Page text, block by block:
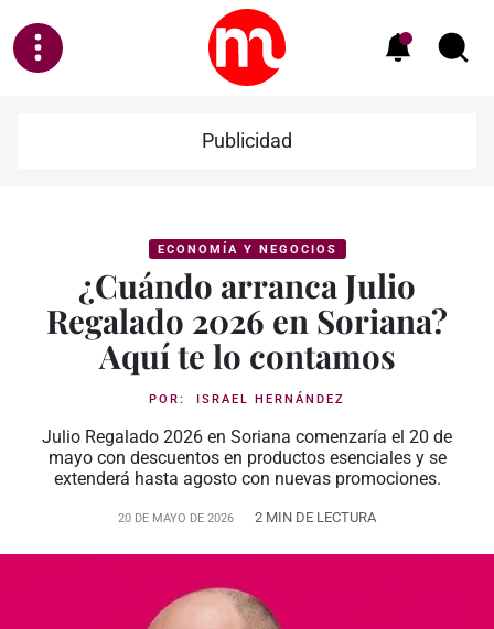
Publicidad
ECONOMÍA Y NEGOCIOS
¿Cuándo arranca Julio
Regalado 2026 en Soriana?
Aquí te lo contamos
POR: ISRAEL HERNÁNDEZ
Julio Regalado 2026 en Soriana comenzaría el 20 de
mayo con descuentos en productos esenciales y se
extenderá hasta agosto con nuevas promociones.
20 DE MAYO DE 2026 2 MIN DE LECTURA